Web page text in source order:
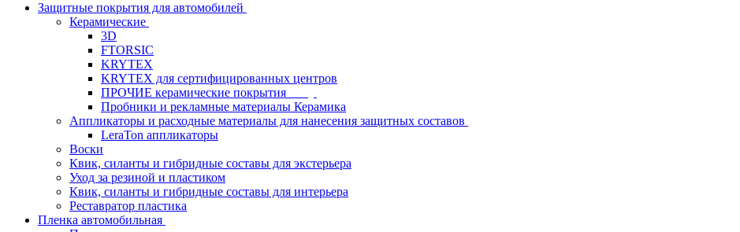
Защитные покрытия для автомобилей
Керамические
3D
FTORSIC
KRYTEX
KRYTEX для сертифицированных центров
ПРОЧИЕ керамические покрытия
Пробники и рекламные материалы Керамика
Аппликаторы и расходные материалы для нанесения защитных составов
LeraTon аппликаторы
Воски
Квик, силанты и гибридные составы для экстерьера
Уход за резиной и пластиком
Квик, силанты и гибридные составы для интерьера
Реставратор пластика
Пленка автомобильная